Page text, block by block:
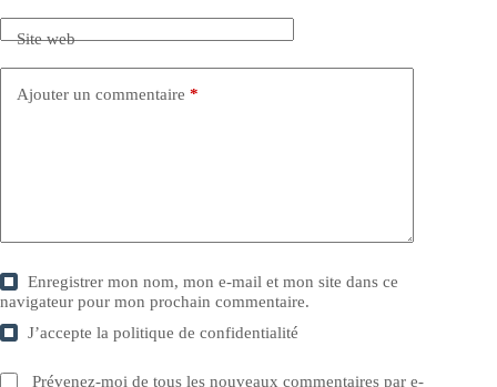
Site web
Ajouter un commentaire *
Enregistrer mon nom, mon e-mail et mon site dans ce
navigateur pour mon prochain commentaire.
J’accepte lapolitique de confidentialité
Prévenez-moi de tous les nouveaux commentaires par e-